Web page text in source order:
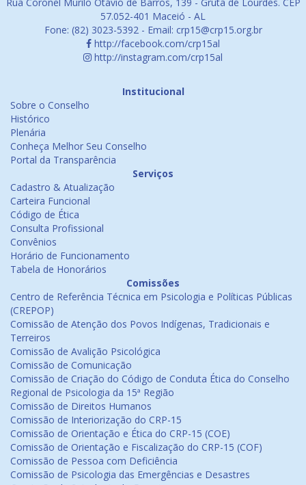
57.052-401 Maceió - AL
Fone: (82) 3023-5392 - Email: crp15@crp15.org.br
http://facebook.com/crp15al
http://instagram.com/crp15al
Institucional
Sobre o Conselho
Histórico
Plenária
Conheça Melhor Seu Conselho
Portal da Transparência
Serviços
Cadastro & Atualização
Carteira Funcional
Código de Ética
Consulta Profissional
Convênios
Horário de Funcionamento
Tabela de Honorários
Comissões
Centro de Referência Técnica em Psicologia e Políticas Públicas
(CREPOP)
Comissão de Atenção dos Povos Indígenas, Tradicionais e
Terreiros
Comissão de Avalição Psicológica
Comissão de Comunicação
Comissão de Criação do Código de Conduta Ética do Conselho
Regional de Psicologia da 15ª Região
Comissão de Direitos Humanos
Comissão de Interiorização do CRP-15
Comissão de Orientação e Ética do CRP-15 (COE)
Comissão de Orientação e Fiscalização do CRP-15 (COF)
Comissão de Pessoa com Deficiência
Comissão de Psicologia das Emergências e Desastres